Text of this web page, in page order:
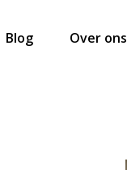
Blog Over ons